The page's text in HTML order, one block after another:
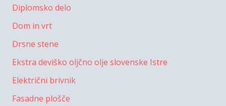
Diplomsko delo
Dom in vrt
Drsne stene
Ekstra deviško oljčno olje slovenske Istre
Električni brivnik
Fasadne plošče